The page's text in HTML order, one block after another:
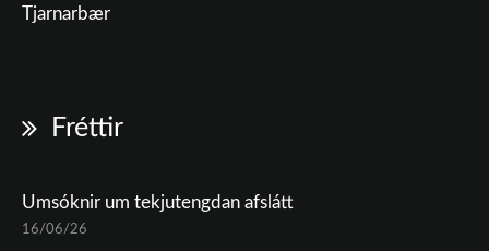
Tjarnarbær
Fréttir
Umsóknir um tekjutengdan afslátt
16/06/26